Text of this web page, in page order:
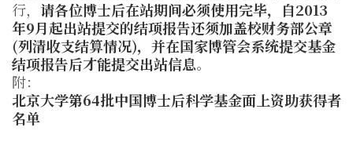
行， 请各位博士后在站期间必须使用完毕，自2013
年9月起出站提交的结项报告还须加盖校财务部公章
(列清收支结算情况)，并在国家博管会系统提交基金
结项报告后才能提交出站信息。
附：
北京大学第64批中国博士后科学基金面上资助获得者
名单